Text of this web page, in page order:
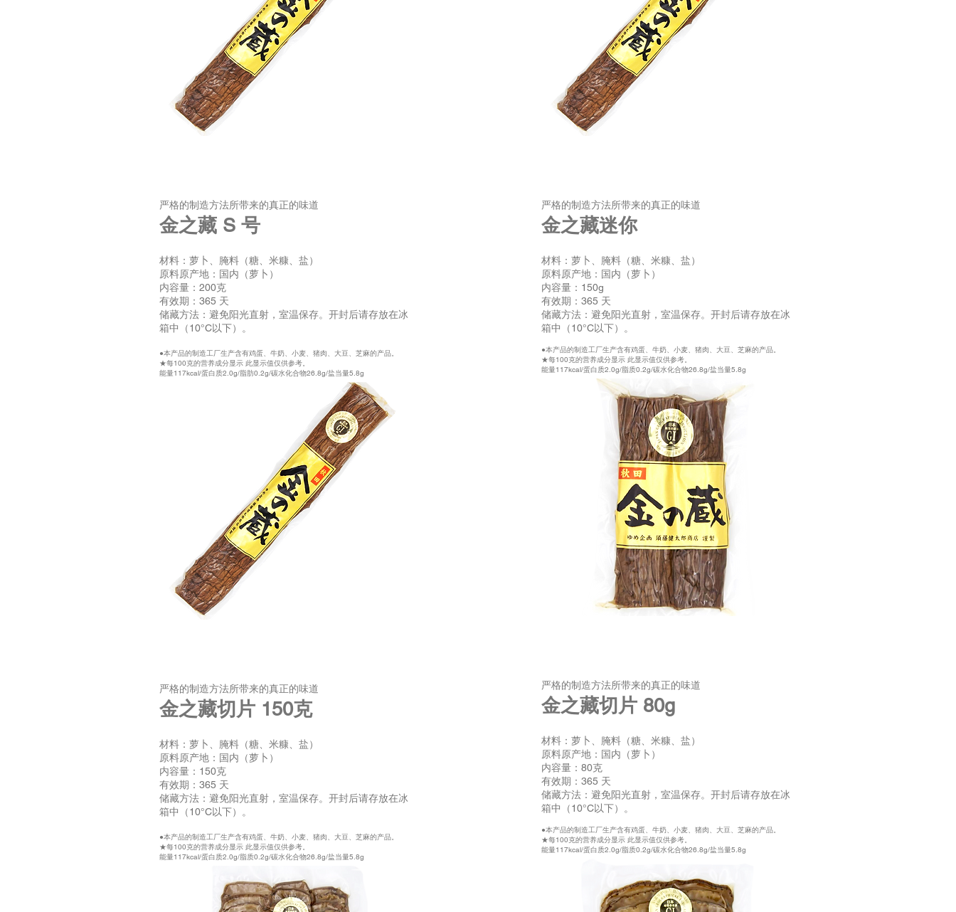
严格的制造方法所带来的真正的味道
金之藏 S 号
材料：萝卜、腌料（糖、米糠、盐）
原料原产地：国内（萝卜）
内容量：200克
有效期：365 天
储藏方法：避免阳光直射，室温保存。开封后请存放在冰
箱中（10°C以下）。
●本产品的制造工厂生产含有鸡蛋、牛奶、小麦、猪肉、大豆、芝麻的产品。
★每100克的营养成分显示 此显示值仅供参考。
能量117kcal/蛋白质2.0g/脂肪0.2g/碳水化合物26.8g/盐当量5.8g
严格的制造方法所带来的真正的味道
金之藏切片 150克
材料：萝卜、腌料（糖、米糠、盐）
原料原产地：国内（萝卜）
内容量：150克
有效期：365 天
储藏方法：避免阳光直射，室温保存。开封后请存放在冰
箱中（10°C以下）。
●本产品的制造工厂生产含有鸡蛋、牛奶、小麦、猪肉、大豆、芝麻的产品。
★每100克的营养成分显示 此显示值仅供参考。
能量117kcal/蛋白质2.0g/脂质0.2g/碳水化合物26.8g/盐当量5.8g
严格的制造方法所带来的真正的味道
金之藏迷你
材料：萝卜、腌料（糖、米糠、盐）
原料原产地：国内（萝卜）
内容量：150g
有效期：365 天
储藏方法：避免阳光直射，室温保存。开封后请存放在冰
箱中（10°C以下）。
●本产品的制造工厂生产含有鸡蛋、牛奶、小麦、猪肉、大豆、芝麻的产品。
★每100克的营养成分显示 此显示值仅供参考。
能量117kcal/蛋白质2.0g/脂质0.2g/碳水化合物26.8g/盐当量5.8g
严格的制造方法所带来的真正的味道
金之藏切片 80g
材料：萝卜、腌料（糖、米糠、盐）
原料原产地：国内（萝卜）
内容量：80克
有效期：365 天
储藏方法：避免阳光直射，室温保存。开封后请存放在冰
箱中（10°C以下）。
●本产品的制造工厂生产含有鸡蛋、牛奶、小麦、猪肉、大豆、芝麻的产品。
★每100克的营养成分显示 此显示值仅供参考。
能量117kcal/蛋白质2.0g/脂质0.2g/碳水化合物26.8g/盐当量5.8g